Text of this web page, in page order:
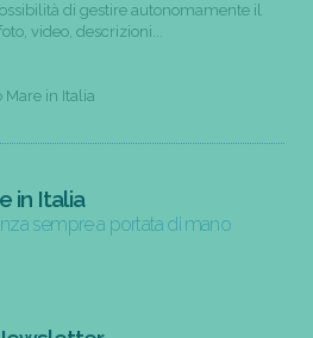
di gestire autonomamente il
video, descrizioni...
in Italia
in Italia
sempre a portata di mano